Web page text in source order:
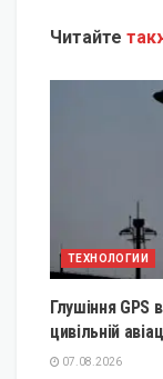
Читайте
ТЕХНОЛОГИИ
Глушіння GPS
цивільній
07.08.2026